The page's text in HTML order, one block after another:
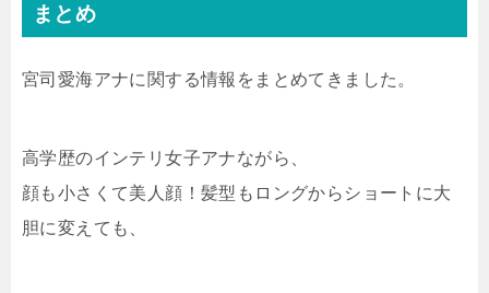
まとめ
宮司愛海アナに関する情報をまとめてきました。
高学歴のインテリ女子アナながら、
顔も小さくて美人顔！髪型もロングからショートに大
胆に変えても、